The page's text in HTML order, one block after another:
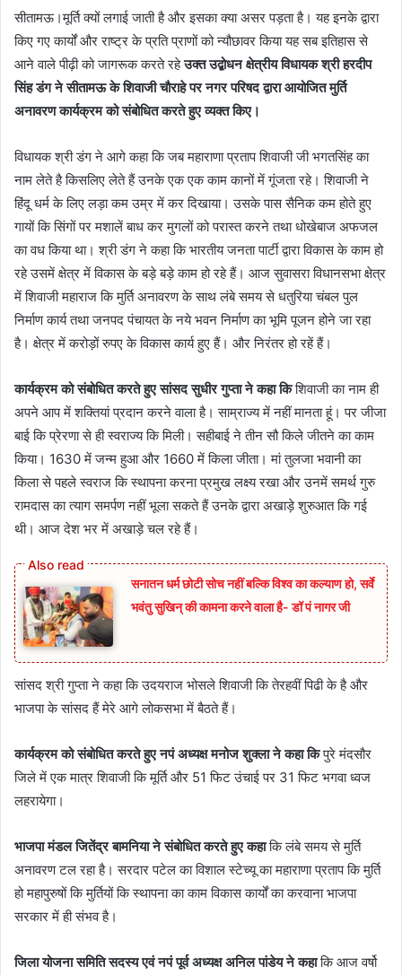
सीतामऊ।मूर्ति क्यों लगाई जाती है और इसका क्या असर पड़ता है। यह इनके द्वारा
किए गए कार्यों और राष्ट्र के प्रति प्राणों को न्यौछावर किया यह सब इतिहास से
आने वाले पीढ़ी को जागरूक करते रहेउक्त उद्बोधन क्षेत्रीय विधायक श्री हरदीप
सिंह डंग ने सीतामऊ के शिवाजी चौराहे पर नगर परिषद द्वारा आयोजित मुर्ति
अनावरण कार्यक्रम को संबोधित करते हुए व्यक्त किए।
विधायक श्री डंग ने आगे कहा कि जब महाराणा प्रताप शिवाजी जी भगतसिंह का
नाम लेते है किसलिए लेते हैं उनके एक एक काम कानों में गूंजता रहे। शिवाजी ने
हिंदू धर्म के लिए लड़ा कम उम्र में कर दिखाया। उसके पास सैनिक कम होते हुए
गायों कि सिंगों पर मशालें बाध कर मुगलों को परास्त करने तथा धोखेबाज अफजल
का वध किया था। श्री डंग ने कहा कि भारतीय जनता पार्टी द्वारा विकास के काम हो
रहे उसमें क्षेत्र में विकास के बड़े बड़े काम हो रहे हैं। आज सुवासरा विधानसभा क्षेत्र
में शिवाजी महाराज कि मुर्ति अनावरण के साथ लंबे समय से धतुरिया चंबल पुल
निर्माण कार्य तथा जनपद पंचायत के नये भवन निर्माण का भूमि पूजन होने जा रहा
है। क्षेत्र में करोड़ों रुपए के विकास कार्य हुए हैं। और निरंतर हो रहें हैं।
कार्यक्रम को संबोधित करते हुए सांसद सुधीर गुप्ता ने कहा किशिवाजी का नाम ही
अपने आप में शक्तियां प्रदान करने वाला है। साम्राज्य में नहीं मानता हूं। पर जीजा
बाई कि प्रेरणा से ही स्वराज्य कि मिली। सहीबाई ने तीन सौ किले जीतने का काम
किया। 1630 में जन्म हुआ और 1660 में किला जीता। मां तुलजा भवानी का
किला से पहले स्वराज कि स्थापना करना प्रमुख लक्ष्य रखा और उनमें समर्थ गुरु
रामदास का त्याग समर्पण नहीं भूला सकते हैं उनके द्वारा अखाड़े शुरुआत कि गई
थी। आज देश भर में अखाड़े चल रहे हैं।
सनातन धर्म छोटी सोच नहीं बल्कि विश्व का कल्याण हो, सर्वे
भवंतु सुखिन् की कामना करने वाला है- डॉ पं नागर जी
सांसद श्री गुप्ता ने कहा कि उदयराज भोसले शिवाजी कि तेरहवीं पिढी के है और
भाजपा के सांसद हैं मेरे आगे लोकसभा में बैठते हैं।
कार्यक्रम को संबोधित करते हुए नपं अध्यक्ष मनोज शुक्ला ने कहा किपुरे मंदसौर
जिले में एक मात्र शिवाजी कि मूर्ति और 51 फिट उंचाई पर 31 फिट भगवा ध्वज
लहरायेगा।
भाजपा मंडल जितेंद्र बामनिया ने संबोधित करते हुए कहाकि लंबे समय से मुर्ति
अनावरण टल रहा है। सरदार पटेल का विशाल स्टेच्यू का महाराणा प्रताप कि मुर्ति
हो महापुरुषों कि मुर्तियों कि स्थापना का काम विकास कार्यों का करवाना भाजपा
सरकार में ही संभव है।
जिला योजना समिति सदस्य एवं नपं पूर्व अध्यक्ष अनिल पांडेय ने कहाकि आज वर्षो